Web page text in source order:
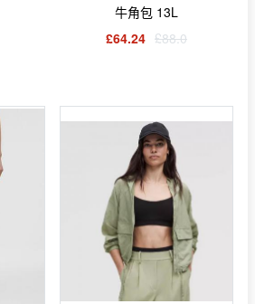
牛角包 13L
£64.24 £88.0